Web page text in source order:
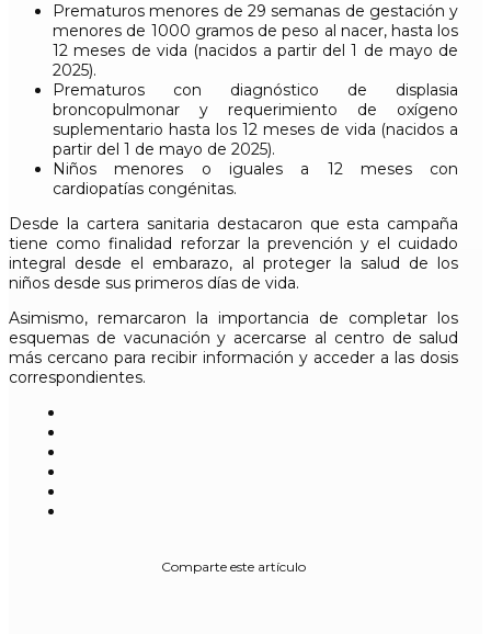
Prematuros menores de 29 semanas de gestación y
menores de 1000 gramos de peso al nacer, hasta los
12 meses de vida (nacidos a partir del 1 de mayo de
2025).
Prematuros con diagnóstico de displasia
broncopulmonar y requerimiento de oxígeno
suplementario hasta los 12 meses de vida (nacidos a
partir del 1 de mayo de 2025).
Niños menores o iguales a 12 meses con
cardiopatías congénitas.
Desde la cartera sanitaria destacaron que esta campaña
tiene como finalidad reforzar la prevención y el cuidado
integral desde el embarazo, al proteger la salud de los
niños desde sus primeros días de vida.
Asimismo, remarcaron la importancia de completar los
esquemas de vacunación y acercarse al centro de salud
más cercano para recibir información y acceder a las dosis
correspondientes.
Comparte este artículo